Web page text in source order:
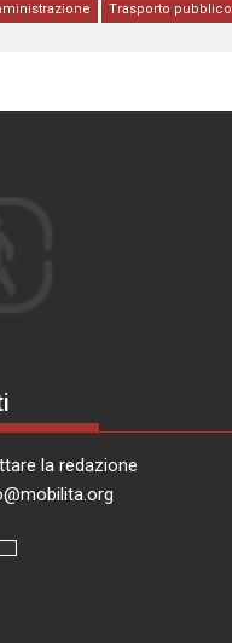
Trasporto pubblico
la redazione